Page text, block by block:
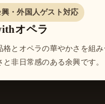
・外国人ゲスト対応
オペラ
格とオペラの華やかさを組
と非日常感のある余興です。